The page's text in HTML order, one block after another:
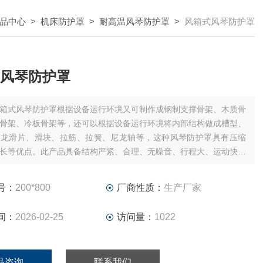
中心 > 机床防护罩 > 耐高温风琴防护罩 > 风箱式风琴防护罩
琴防护罩
式风琴防护罩根据设备运行环境又可制作成钢制支撑骨架、木质骨
架、冷板骨架等，还可以根据设备运行环境将内部结构做成槽型、
滑片、滑块、拉筋、拉簧、尼龙轴等，这种风琴防护罩具有压缩
等优点。此产品具备结构严紧、合理、无噪音、行程大、运动快、
： 200*800 厂商性质： 生产厂家
： 2026-02-25 访问量： 1022